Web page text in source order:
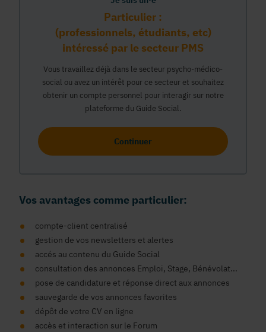
Particulier :
(professionnels, étudiants, etc)
intéressé par le secteur PMS
Vous travaillez déjà dans le secteur psycho-médico-
social ou avez un intérêt pour ce secteur et souhaitez
obtenir un compte personnel pour interagir sur notre
plateforme du Guide Social.
Continuer
Vos avantages comme particulier:
compte-client centralisé
gestion de vos newsletters et alertes
accés au contenu du Guide Social
consultation des annonces Emploi, Stage, Bénévolat...
pose de candidature et réponse direct aux annonces
sauvegarde de vos annonces favorites
dépôt de votre CV en ligne
accès et interaction sur le Forum